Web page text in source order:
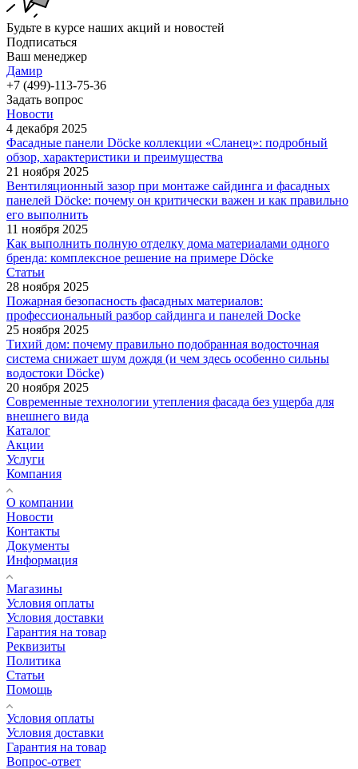
Будьте в курсе наших акций и новостей
Подписаться
Ваш менеджер
Дамир
+7 (499)-113-75-36
Задать вопрос
Новости
4 декабря 2025
Фасадные панели Döcke коллекции «Сланец»: подробный
обзор, характеристики и преимущества
21 ноября 2025
Вентиляционный зазор при монтаже сайдинга и фасадных
панелей Döcke: почему он критически важен и как правильно
его выполнить
11 ноября 2025
Как выполнить полную отделку дома материалами одного
бренда: комплексное решение на примере Döcke
Статьи
28 ноября 2025
Пожарная безопасность фасадных материалов:
профессиональный разбор сайдинга и панелей Docke
25 ноября 2025
Тихий дом: почему правильно подобранная водосточная
система снижает шум дождя (и чем здесь особенно сильны
водостоки Döcke)
20 ноября 2025
Современные технологии утепления фасада без ущерба для
внешнего вида
Каталог
Акции
Услуги
Компания
О компании
Новости
Контакты
Документы
Информация
Магазины
Условия оплаты
Условия доставки
Гарантия на товар
Реквизиты
Политика
Статьи
Помощь
Условия оплаты
Условия доставки
Гарантия на товар
Вопрос-ответ